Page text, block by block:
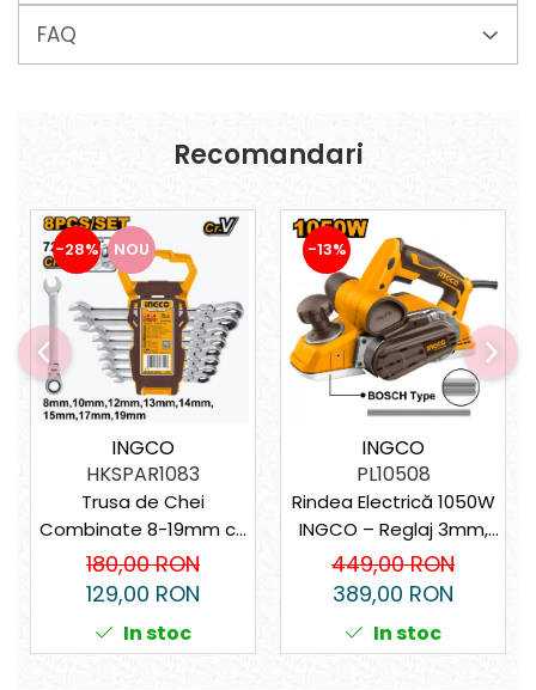
Unelte pentru grădină
Greble
FAQ
Recomandari
-28% NOU
INGCO
HKSPAR1083
Trusa de Chei
Combinate 8-19mm cu
Clichet și Cap Flexibil –
Precizie și Durabilitate
180,00 RON
129,00 RON
In stoc
-13%
INGCO
PL10508
Rindea Electrică 1050W
INGCO – Reglaj 3mm,
Tăiere 82x3mm, 16.000
rpm
449,00 RON
389,00 RON
In stoc